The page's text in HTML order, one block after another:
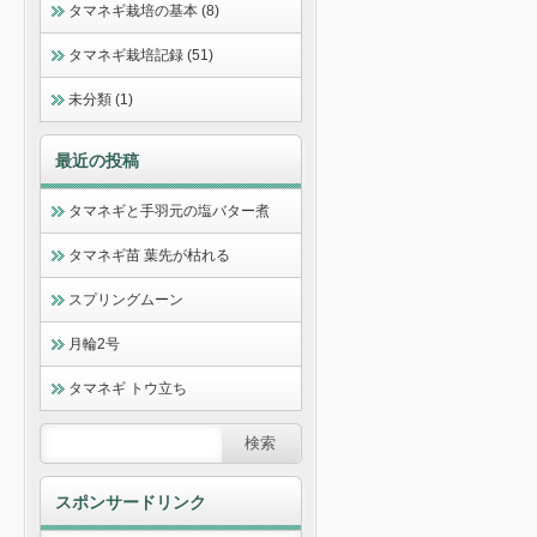
タマネギ栽培の基本 (8)
タマネギ栽培記録 (51)
未分類 (1)
最近の投稿
タマネギと手羽元の塩バター煮
タマネギ苗 葉先が枯れる
スプリングムーン
月輪2号
タマネギ トウ立ち
スポンサードリンク